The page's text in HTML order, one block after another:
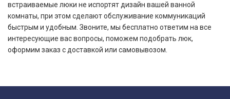
встраиваемые люки не испортят дизайн вашей ванной
комнаты, при этом сделают обслуживание коммуникаций
быстрым и удобным. Звоните, мы бесплатно ответим на все
интересующие вас вопросы, поможем подобрать люк,
оформим заказ с доставкой или самовывозом.